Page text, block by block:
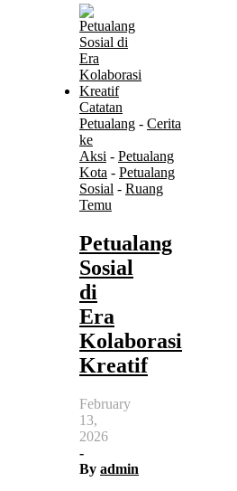
Catatan
Petualang - Cerita
ke
Aksi - Petualang
Kota - Petualang
Sosial - Ruang
Temu
Petualang
Sosial
di
Era
Kolaborasi
Kreatif
February
13,
2026
-
By admin